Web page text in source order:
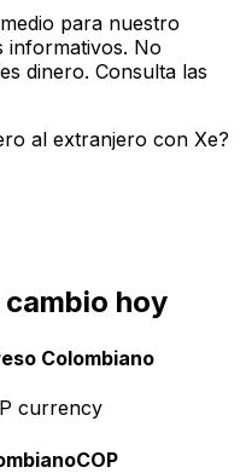
para nuestro
informativos. No
dinero. Consulta las
al extranjero con Xe?
cambio hoy
Colombiano
currency
COP